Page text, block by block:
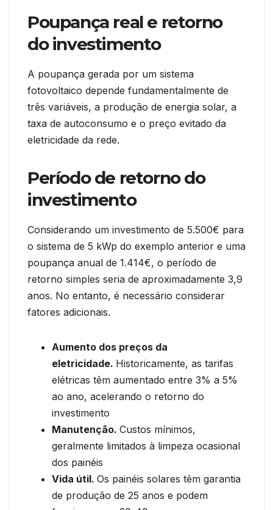
Poupança real e retorno
do investimento
A poupança gerada por um sistema
fotovoltaico depende fundamentalmente de
três variáveis, a produção de energia solar, a
taxa de autoconsumo e o preço evitado da
eletricidade da rede.
Período de retorno do
investimento
Considerando um investimento de 5.500€ para
o sistema de 5 kWp do exemplo anterior e uma
poupança anual de 1.414€, o período de
retorno simples seria de aproximadamente 3,9
anos. No entanto, é necessário considerar
fatores adicionais.
Aumento dos preços da
eletricidade. Historicamente, as tarifas
elétricas têm aumentado entre 3% a 5%
ao ano, acelerando o retorno do
investimento
Manutenção. Custos mínimos,
geralmente limitados à limpeza ocasional
dos painéis
Vida útil. Os painéis solares têm garantia
de produção de 25 anos e podem